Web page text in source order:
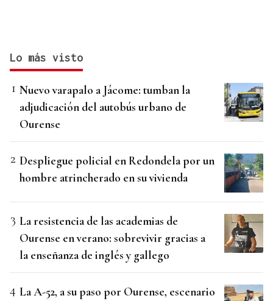
Lo más visto
Nuevo varapalo a Jácome: tumban la
adjudicación del autobús urbano de
Ourense
Despliegue policial en Redondela por un
hombre atrincherado en su vivienda
La resistencia de las academias de
Ourense en verano: sobrevivir gracias a
la enseñanza de inglés y gallego
La A-52, a su paso por Ourense, escenario